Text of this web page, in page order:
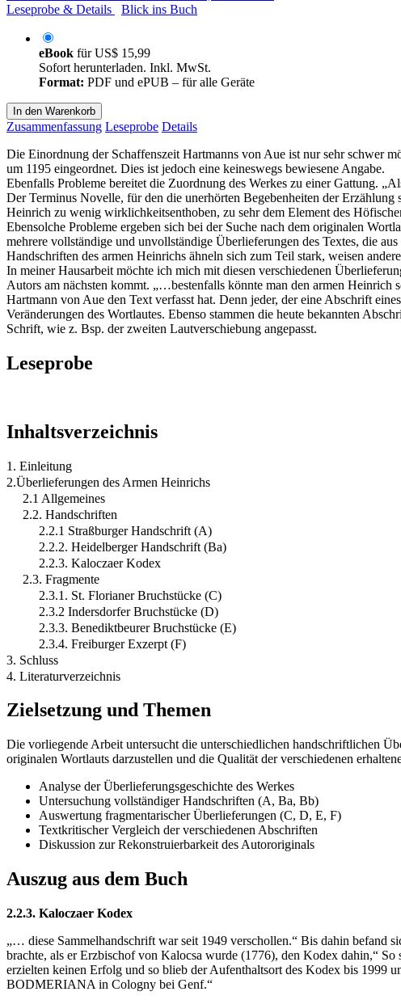
Leseprobe & Details
Blick ins Buch
eBook fürUS$ 15,99
Sofort herunterladen. Inkl. MwSt.
Format: PDF und ePUB – für alle Geräte
In den Warenkorb
Zusammenfassung Leseprobe Details
Die Einordnung der Schaffenszeit Hartmanns von Aue ist nur sehr schwer
um 1195 eingeordnet. Dies ist jedoch eine keineswegs bewiesene Angabe.
Ebenfalls Probleme bereitet die Zuordnung des Werkes zu einer Gattung.
Der Terminus Novelle, für den die unerhörten Begebenheiten der
Heinrich zu wenig wirklichkeitsenthoben, zu sehr dem Element des
Ebensolche Probleme ergeben sich bei der Suche nach dem originalen
mehrere vollständige und unvollständige Überlieferungen des Textes, die
Handschriften des armen Heinrichs ähneln sich zum Teil stark, weisen
In meiner Hausarbeit möchte ich mich mit diesen verschiedenen
Autors am nächsten kommt. „…bestenfalls könnte man den armen Heinrich
Hartmann von Aue den Text verfasst hat. Denn jeder, der eine Abschrift
Veränderungen des Wortlautes. Ebenso stammen die heute bekannten
Schrift, wie z. Bsp. der zweiten Lautverschiebung angepasst.
Leseprobe
Inhaltsverzeichnis
1. Einleitung
2.Überlieferungen des Armen Heinrichs
2.1 Allgemeines
2.2. Handschriften
2.2.1 Straßburger Handschrift (A)
2.2.2. Heidelberger Handschrift (Ba)
2.2.3. Kaloczaer Kodex
2.3. Fragmente
2.3.1. St. Florianer Bruchstücke (C)
2.3.2 Indersdorfer Bruchstücke (D)
2.3.3. Benediktbeurer Bruchstücke (E)
2.3.4. Freiburger Exzerpt (F)
3. Schluss
4. Literaturverzeichnis
Zielsetzung und Themen
Die vorliegende Arbeit untersucht die unterschiedlichen handschriftlichen
originalen Wortlauts darzustellen und die Qualität der verschiedenen
Analyse der Überlieferungsgeschichte des Werkes
Untersuchung vollständiger Handschriften (A, Ba, Bb)
Auswertung fragmentarischer Überlieferungen (C, D, E, F)
Textkritischer Vergleich der verschiedenen Abschriften
Diskussion zur Rekonstruierbarkeit des Autororiginals
Auszug aus dem Buch
2.2.3. Kaloczaer Kodex
„… diese Sammelhandschrift war seit 1949 verschollen.“ Bis dahin befand
brachte, als er Erzbischof von Kalocsa wurde (1776), den Kodex dahin,“
erzielten keinen Erfolg und so blieb der Aufenthaltsort des Kodex bis
BODMERIANA in Cologny bei Genf.“